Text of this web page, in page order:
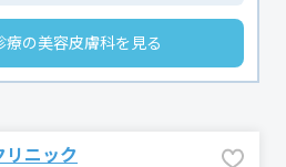
療の美容皮膚科を見る
リニック